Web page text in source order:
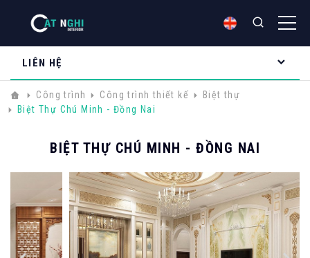
LIÊN HỆ
Công trình Công trình thiết kế
Biệt thự
Biệt Thự Chú Minh - Đồng Nai
BIỆT THỰ CHÚ MINH - ĐỒNG NAI